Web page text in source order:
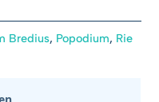
Bredius, Popodium, Rie